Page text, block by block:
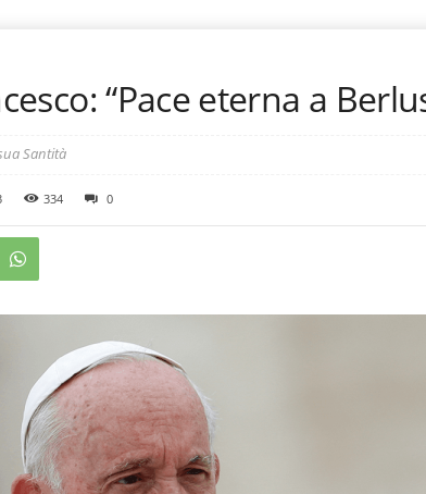
“Pace eterna a
Santità
334 0